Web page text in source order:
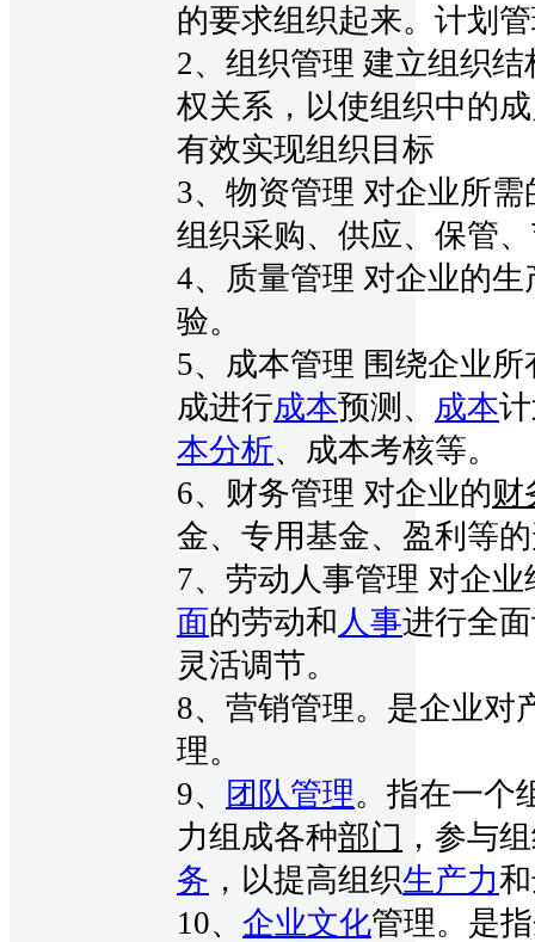
的要求组织起来。计划
2、组织管理 建立组织结
权关系，以使组织中的
有效实现组织目标
3、物资管理 对企业所需
组织采购、供应、保管
4、质量管理 对企业的生
验。
5、成本管理 围绕企业
成进行成本预测、 成本
本分析、成本考核等。
6、财务管理 对企业的财
金、专用基金、盈利等
7、劳动人事管理 对企
面的劳动和 人事进行全
灵活调节。
8、营销管理。是企业对
理。
9、
团队管理。指在一个
力组成各种部门 ，参与
务 ，以提高组织生产力
10、 企业文化管理。是